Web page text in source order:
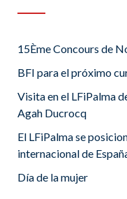
15Ème Concours de
BFI para el próximo
Visita en el LFiPalma
Agah Ducrocq
El LFiPalma se
internacional de
Día de la mujer